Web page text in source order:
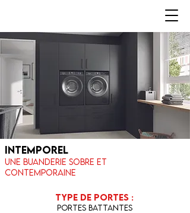
Intemporel
Une buanderie sobre et
contemporaine
Type de portes :
Portes battantes